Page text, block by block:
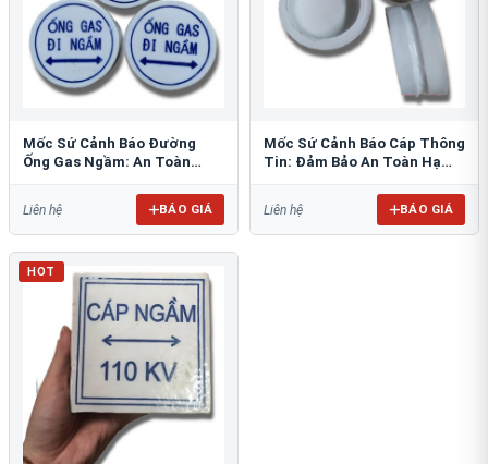
Mốc Sứ Cảnh Báo Đường
Ống Gas Ngầm: An Toàn
Liên hệ BÁO GIÁ
Mốc Sứ Cảnh Báo Cáp Thông
Tin: Đảm Bảo An Toàn Hạ
Liên hệ BÁO GIÁ
HOT